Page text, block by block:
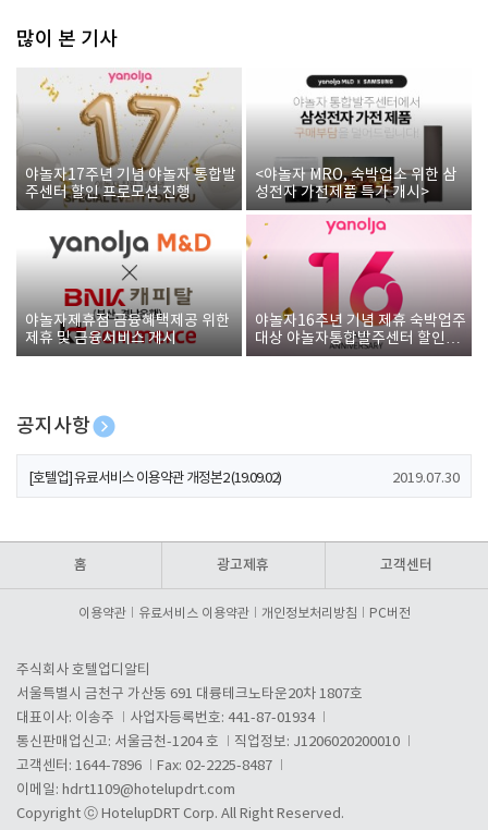
많이 본 기사
야놀자17주년 기념 야놀자 통합발
주센터 할인 프로모션 진행
<야놀자 MRO, 숙박업소 위한 삼
성전자 가전제품 특가 개시>
야놀자제휴점 금융혜택제공 위한
제휴 및 금융서비스 게시
야놀자16주년 기념 제휴 숙박업주
대상 야놀자통합발주센터 할인쿠
폰 증정
공지사항
[호텔업] 개인정보 처리방침 개정본1 (19.09.02)
[호텔업] 유료서비스 이용약관 개정본2 (19.09.02) 2019.07.30
홈 광고제휴 고객센터
이용약관 유료서비스 이용약관 개인정보처리방침 PC버전
주식회사 호텔업디알티
서울특별시 금천구 가산동 691 대륭테크노타운20차 1807호
대표이사: 이송주
사업자등록번호: 441-87-01934
통신판매업신고: 서울금천-1204 호
직업정보: J1206020200010
고객센터: 1644-7896
Fax: 02-2225-8487
이메일: hdrt1109@hotelupdrt.com
Copyright ⓒ HotelupDRT Corp. All Right Reserved.